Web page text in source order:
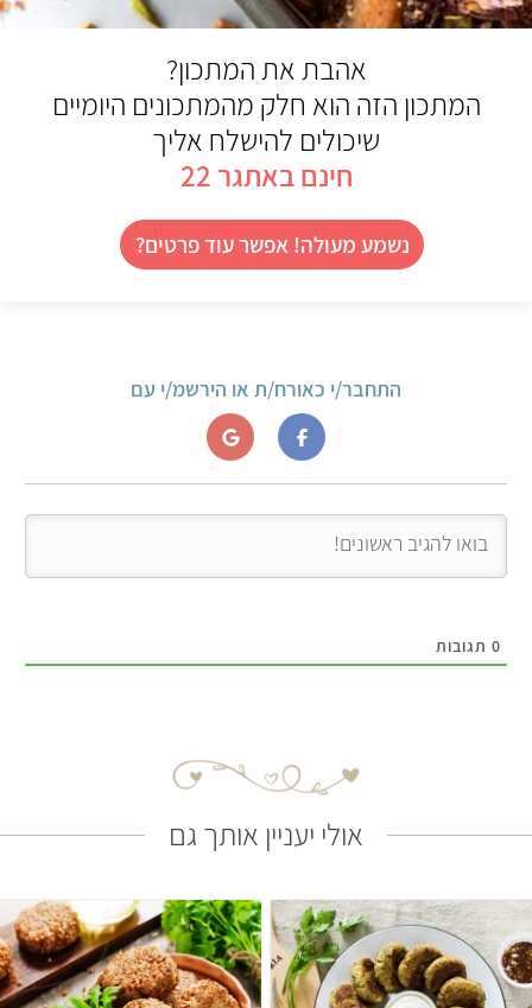
אהבת את המתכון?
המתכון הזה הוא חלק מהמתכונים היומיים
שיכולים להישלח אליך
חינם באתגר 22
נשמע מעולה! אפשר עוד פרטים?
התחבר/י כאורח/ת או הירשמ/י עם
0 תגובות
אולי יעניין אותך גם